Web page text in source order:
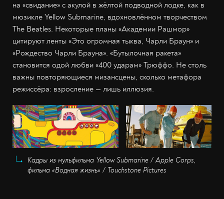
на «свидание» с акулой в жёлтой подводной лодке, как в
мюзикле Yellow Submarine, вдохновлённом творчеством
The Beatles. Некоторые планы «Академии Рашмор»
цитируют ленты «Это огромная тыква, Чарли Браун» и
«Рождество Чарли Брауна». «Бутылочная ракета»
становится одой любви «400 ударам» Трюффо. Не столь
важны повторяющиеся мизансцены, сколько метафора
режиссёра: взросление — лишь иллюзия.
Кадры из мульфильма Yellow Submarine / Apple Corps,
фильма «Водная жизнь» / Touchstone Pictures